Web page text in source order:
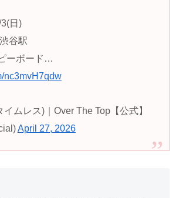
日)
谷駅
ーボード…
nc3mvH7qdw
ムレス)｜Over The Top【公式】
April 27, 2026